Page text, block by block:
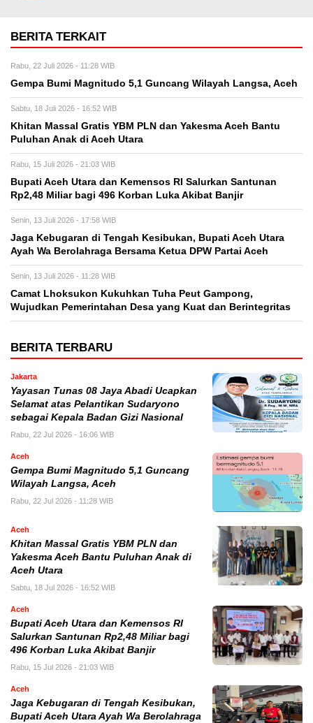
BERITA TERKAIT
Rabu, 22 Juli 2026 - 11:28 WIB
Gempa Bumi Magnitudo 5,1 Guncang Wilayah Langsa, Aceh
Sabtu, 18 Juli 2026 - 16:52 WIB
Khitan Massal Gratis YBM PLN dan Yakesma Aceh Bantu
Puluhan Anak di Aceh Utara
Rabu, 15 Juli 2026 - 21:03 WIB
Bupati Aceh Utara dan Kemensos RI Salurkan Santunan
Rp2,48 Miliar bagi 496 Korban Luka Akibat Banjir
Senin, 13 Juli 2026 - 17:58 WIB
Jaga Kebugaran di Tengah Kesibukan, Bupati Aceh Utara
Ayah Wa Berolahraga Bersama Ketua DPW Partai Aceh
Senin, 13 Juli 2026 - 11:28 WIB
Camat Lhoksukon Kukuhkan Tuha Peut Gampong,
Wujudkan Pemerintahan Desa yang Kuat dan Berintegritas
BERITA TERBARU
Jakarta
Yayasan Tunas 08 Jaya Abadi Ucapkan
Selamat atas Pelantikan Sudaryono
sebagai Kepala Badan Gizi Nasional
Rabu, 22 Jul 2026 - 16:06 WIB
Aceh
Gempa Bumi Magnitudo 5,1 Guncang
Wilayah Langsa, Aceh
Rabu, 22 Jul 2026 - 11:28 WIB
Aceh
Khitan Massal Gratis YBM PLN dan
Yakesma Aceh Bantu Puluhan Anak di
Aceh Utara
Sabtu, 18 Jul 2026 - 16:52 WIB
Aceh
Bupati Aceh Utara dan Kemensos RI
Salurkan Santunan Rp2,48 Miliar bagi
496 Korban Luka Akibat Banjir
Rabu, 15 Jul 2026 - 21:03 WIB
Aceh
Jaga Kebugaran di Tengah Kesibukan,
Bupati Aceh Utara Ayah Wa Berolahraga